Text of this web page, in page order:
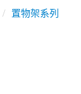
置物架系列